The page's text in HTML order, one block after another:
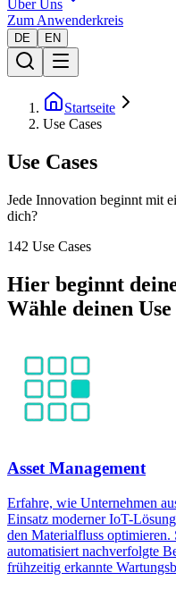
Über Uns
Zum Anwenderkreis
DE EN
Startseite
Use Cases
Use Cases
Jede Innovation beginnt mit
dich?
142 Use Cases
Hier beginnt
Wähle deinen Use
Asset Management
Erfahre, wie Unternehmen
Einsatz moderner IoT-
den Materialfluss optimieren.
automatisiert nachverfolgte
frühzeitig erkannte